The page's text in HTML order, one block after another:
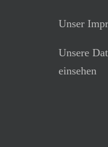
Unser
Unsere
einsehen